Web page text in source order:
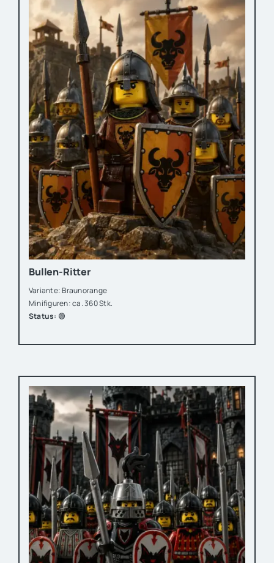
Bullen-Ritter
Variante: Braunorange
Minifiguren: ca. 360 Stk.
Status: 🟢